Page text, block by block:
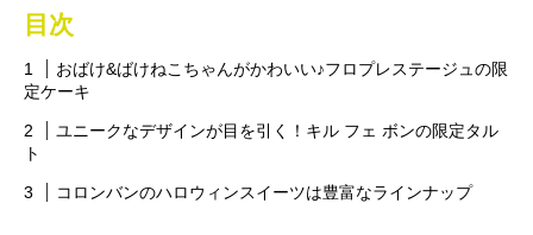
目次
おばけ&ばけねこちゃんがかわいい♪フロプレステージュの限
定ケーキ
ユニークなデザインが目を引く！キル フェ ボンの限定タル
ト
コロンバンのハロウィンスイーツは豊富なラインナップ